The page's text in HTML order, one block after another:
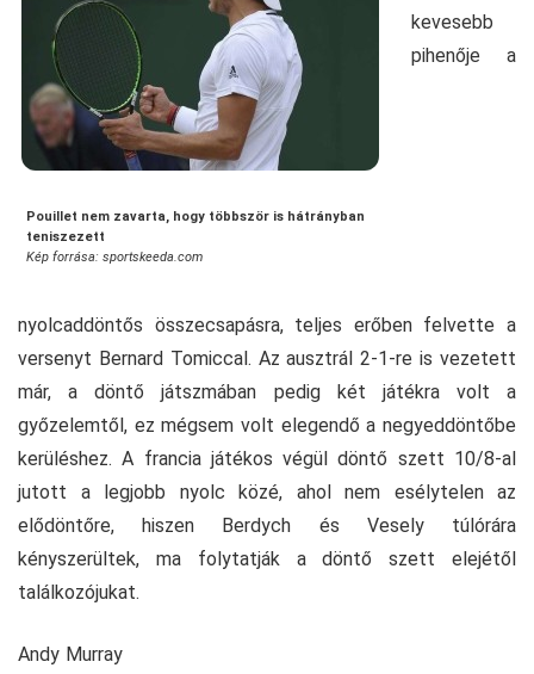
Pouillet nem zavarta, hogy többször is hátrányban
teniszezett
Kép forrása: sportskeeda.com
kevesebb
pihenője a
nyolcaddöntős összecsapásra, teljes erőben felvette a
versenyt Bernard Tomiccal. Az ausztrál 2-1-re is vezetett
már, a döntő játszmában pedig két játékra volt a
győzelemtől, ez mégsem volt elegendő a negyeddöntőbe
kerüléshez. A francia játékos végül döntő szett 10/8-al
jutott a legjobb nyolc közé, ahol nem esélytelen az
elődöntőre, hiszen Berdych és Vesely túlórára
kényszerültek, ma folytatják a döntő szett elejétől
találkozójukat.
Andy Murray